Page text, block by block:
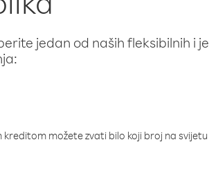
jedan od naših fleksibilnih i
možete zvati bilo koji broj na